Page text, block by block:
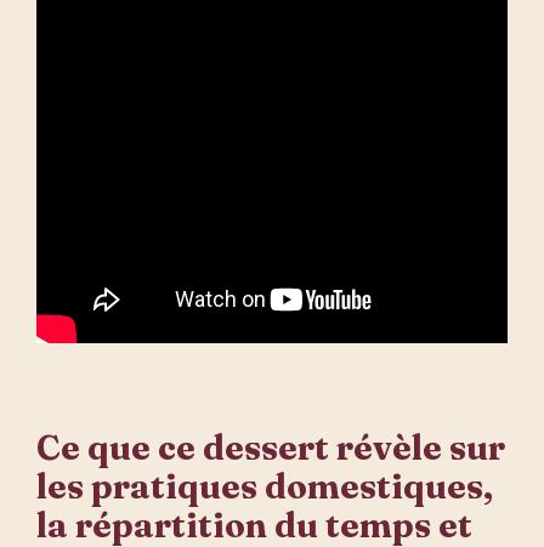
Ce que ce dessert révèle sur
les pratiques domestiques,
la répartition du temps et